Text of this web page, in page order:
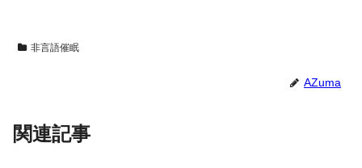
非言語催眠
AZuma
関連記事